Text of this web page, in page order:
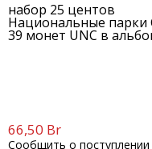
набор 25 центов
Национальные
39 монет UNC в
66,50 Br
Сообщить о поступлении